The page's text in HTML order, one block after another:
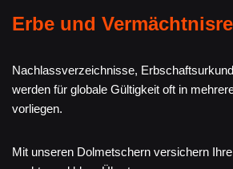
Erbe und
Nachlassverzeichnisse,
werden für globale Gültigkeit oft in
vorliegen.
Mit unseren Dolmetschern versichern